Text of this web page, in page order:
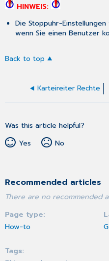
HINWEIS:
Die Stoppuhr-
wenn Sie einen Benutzer
Back to top
Karteireiter Rechte
Was this article helpful?
Yes
No
Recommended articles
There are no recommended
Page type
How-to
Tags